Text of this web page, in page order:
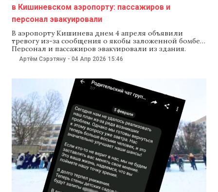
в Кишиневском аэропорту: пассажиров и
персонал эвакуировали
В аэропорту Кишинева днем 4 апреля объявили
тревогу из-за сообщения о якобы заложенной бомбе.
Персонал и пассажиров эвакуировали из здания.
Пограничная полиция сообщила, что процедуру
регистрации пассажиров временно приостановили, а
проводят проверку. «Просим отнестись с пониманием
и сохранять спокойствие. Мы вернемся с
дополнительной информацией позже», — сообщили
в
Артём Сэрэтяну - 04 Апр 2026 15:46